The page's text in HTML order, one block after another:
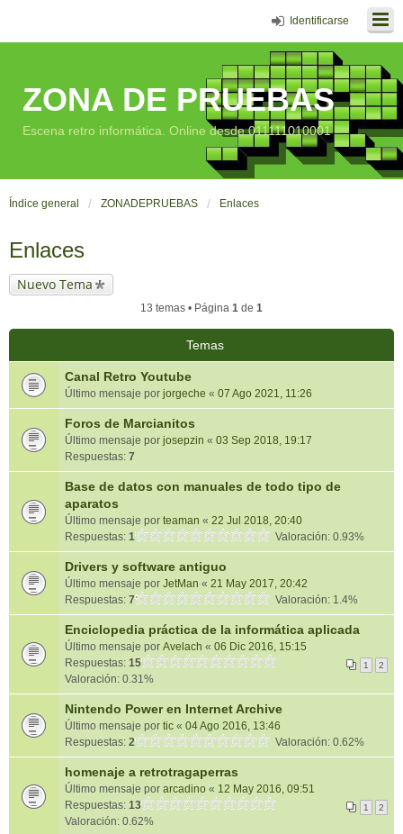
Identificarse
ZONA DE PRUEBAS
Escena retro informática. Online desde 011111010001
Índice general ZONADEPRUEBAS Enlaces
Enlaces
Nuevo Tema
13 temas • Página 1 de 1
Temas
Canal Retro Youtube
Último mensaje por jorgeche « 07 Ago 2021, 11:26
Foros de Marcianitos
Último mensaje por josepzin « 03 Sep 2018, 19:17
Respuestas: 7
Base de datos con manuales de todo tipo de
aparatos
Último mensaje por teaman « 22 Jul 2018, 20:40
Respuestas: 1 Valoración: 0.93%
Drivers y software antiguo
Último mensaje por JetMan « 21 May 2017, 20:42
Respuestas: 7 Valoración: 1.4%
Enciclopedia práctica de la informática aplicada
Último mensaje por Avelach « 06 Dic 2016, 15:15
Respuestas: 15 1 2
Valoración: 0.31%
Nintendo Power en Internet Archive
Último mensaje por tic « 04 Ago 2016, 13:46
Respuestas: 2 Valoración: 0.62%
homenaje a retrotragaperras
Último mensaje por arcadino « 12 May 2016, 09:51
Respuestas: 13 1 2
Valoración: 0.62%